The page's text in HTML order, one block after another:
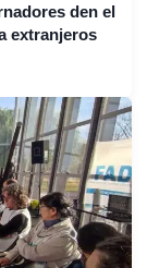
den el
extranjeros